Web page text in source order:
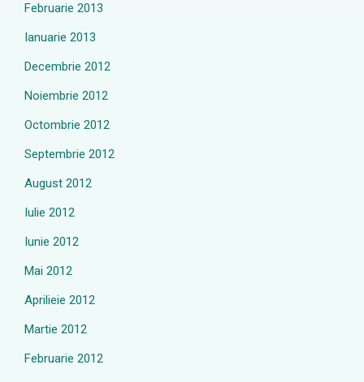
Februarie 2013
Ianuarie 2013
Decembrie 2012
Noiembrie 2012
Octombrie 2012
Septembrie 2012
August 2012
Iulie 2012
Iunie 2012
Mai 2012
Aprilieie 2012
Martie 2012
Februarie 2012